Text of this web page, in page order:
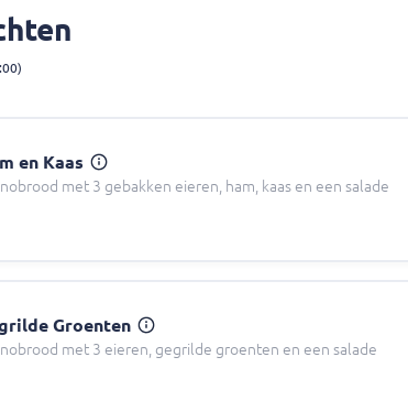
en Kaas
met 3 gebakken eieren, ham, kaas en een salade
Groenten
met 3 eieren, gegrilde groenten en een salade